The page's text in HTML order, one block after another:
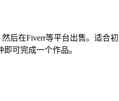
后在Fiverr等平台出售。适合初
可完成一个作品。